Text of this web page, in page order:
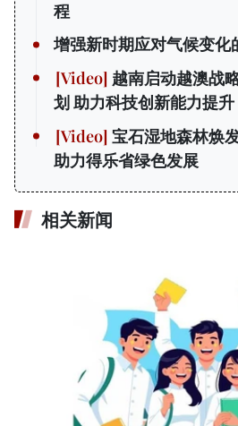
程
增强新时期应对气候变化
越南启动越澳战
划 助力科技创新能力提升
宝石湿地森林焕
助力得乐省绿色发展
相关新闻